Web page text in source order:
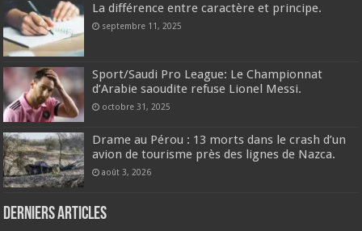
La différence entre caractère et principe.
septembre 11, 2025
Sport/Saudi Pro League: Le Championnat
d’Arabie saoudite refuse Lionel Messi.
octobre 31, 2025
Drame au Pérou : 13 morts dans le crash d’un
avion de tourisme près des lignes de Nazca.
août 3, 2026
Derniers articles